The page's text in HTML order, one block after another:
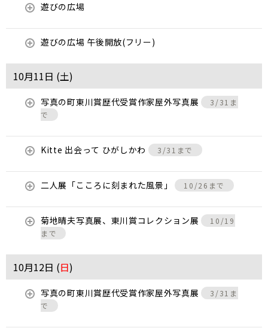
遊びの広場
遊びの広場 午後開放(フリー)
10月11日 (土)
写真の町東川賞歴代受賞作家屋外写真展
3/31ま
で
Kitte 出会って ひがしかわ 3/31まで
二人展「こころに刻まれた風景」 10/26まで
菊地晴夫写真展、東川賞コレクション展
10/19
まで
10月12日 (日)
写真の町東川賞歴代受賞作家屋外写真展
3/31ま
で